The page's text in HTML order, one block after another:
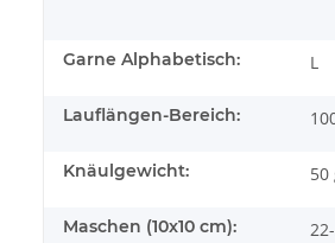
Garne Alphabetisch: L
Lauflängen-Bereich:
Knäulgewicht: 50
Maschen (10x10 cm):